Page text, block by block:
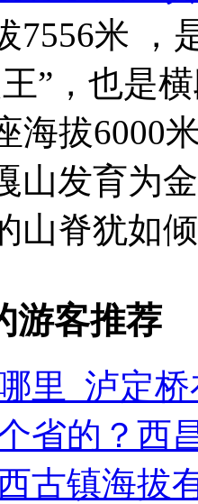
7556米 ，
”，也是
海拔6000
山发育为
山脊犹如
游客推荐
里_泸定
省的？西
古镇海拔